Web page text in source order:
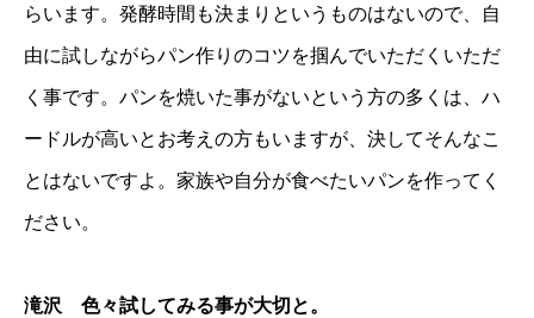
らいます。発酵時間も決まりというものはないので、自
由に試しながらパン作りのコツを掴んでいただくいただ
く事です。パンを焼いた事がないという方の多くは、ハ
ードルが高いとお考えの方もいますが、決してそんなこ
とはないですよ。家族や自分が食べたいパンを作ってく
ださい。
滝沢 色々試してみる事が大切と。